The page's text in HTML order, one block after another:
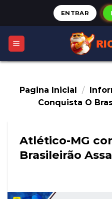
ENTRAR
Pagina Inicial /
Conquista O
Atlético-MG
Brasileirão